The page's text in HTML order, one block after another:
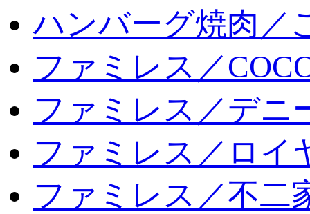
ハンバーグ焼肉／
ファミレス／
ファミレス／デニ
ファミレス／ロイ
ファミレス／不二